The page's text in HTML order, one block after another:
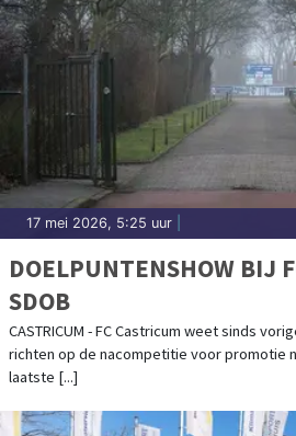
17 mei 2026, 5:25 uur
DOELPUNTENSHOW BIJ
SDOB
CASTRICUM - FC Castricum weet sinds
richten op de nacompetitie voor promotie
laatste [...]